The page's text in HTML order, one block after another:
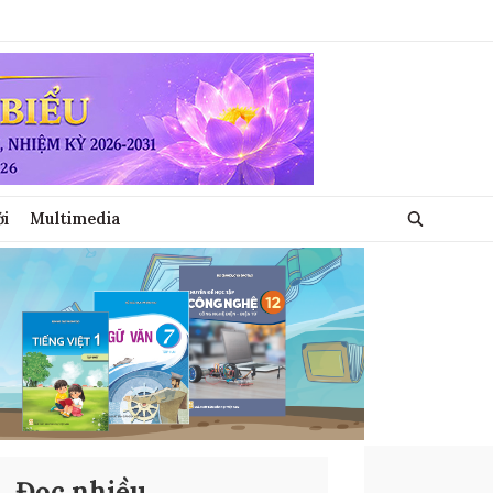
Multimedia